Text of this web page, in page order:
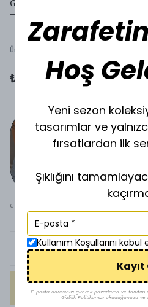
GÖBEK PİERCİNG SİLVER GP-11
Tükeniyor
Ürün Kodu
₺ 250.00
GOLD
HEMEN
Hoş
Yeni sezon
tasarımlar ve
fırsatlardan ilk
Şıklığını
Kullanım Koşullarını
Kayıt
E-posta adresinizi girerek pazarlama ve
Gizlilik Politikamızı okuduğunuzu ve